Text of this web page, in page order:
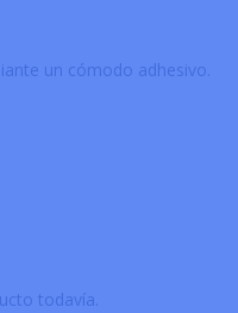
un cómodo adhesivo.
todavía.